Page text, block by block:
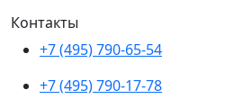
Контакты
+7 (495) 790-65-54
+7 (495) 790-17-78